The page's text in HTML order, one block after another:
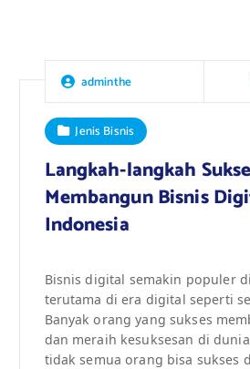
adminthe
Jenis Bisnis
Langkah-langkah
Membangun Bisnis
Indonesia
Bisnis digital semakin populer
terutama di era digital seperti
Banyak orang yang sukses
dan meraih kesuksesan di
tidak semua orang bisa sukses